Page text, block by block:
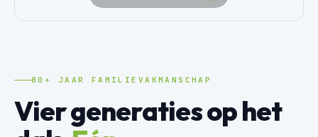
80+ JAAR FAMILIEVAKMANSCHAP
Vier generaties op het